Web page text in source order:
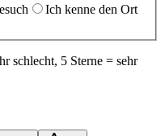
Ich kenne den Ort
schlecht, 5 Sterne = sehr